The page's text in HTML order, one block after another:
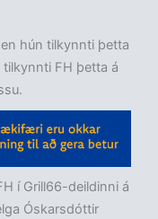
hún tilkynnti þetta
FH þetta á
í Grill66-deildinni á
Óskarsdóttir